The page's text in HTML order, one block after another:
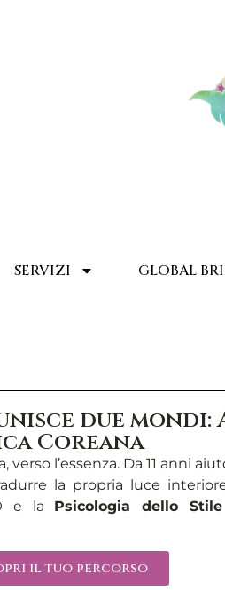
SERVIZI GLOBAL
due mondi:
Coreana
verso l’essenza. Da 11 anni
la propria luce
e la Psicologia dello
il tuo percorso